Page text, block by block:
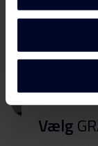
Vælg